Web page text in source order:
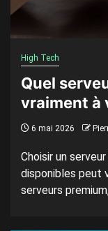
High Tech
Quel
vraiment à
6 mai 2026
Choisir un
disponibles peut
serveurs